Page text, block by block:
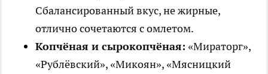
Сбалансированный вкус, не жирные,
отлично сочетаются с омлетом.
Копчёная и сырокопчёная: «Мираторг»,
«Рублёвский», «Микоян», «Мясницкий